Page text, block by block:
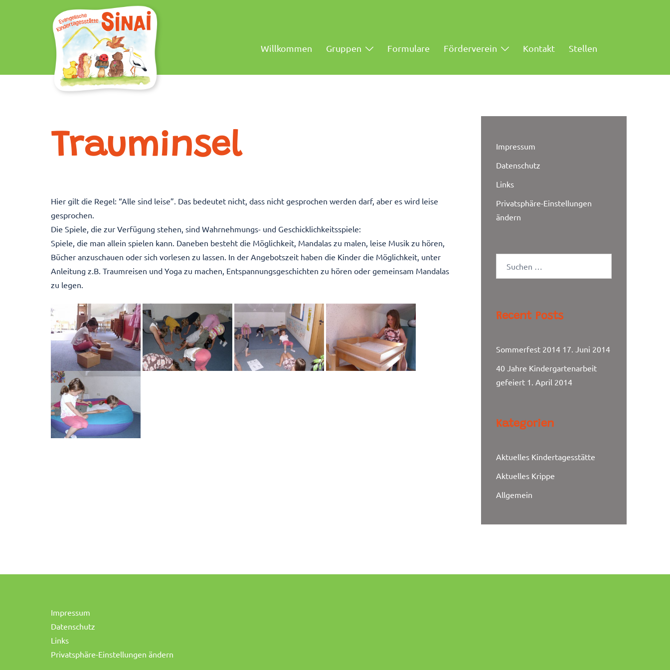
Willkommen Gruppen Formulare Förderverein Kontakt Stellen
Trauminsel
Hier gilt die Regel: “Alle sind leise”. Das bedeutet nicht, dass nicht gesprochen werden darf, aber es wird leise
gesprochen.
Die Spiele, die zur Verfügung stehen, sind Wahrnehmungs- und Geschicklichkeitsspiele:
Spiele, die man allein spielen kann. Daneben besteht die Möglichkeit, Mandalas zu malen, leise Musik zu hören,
Bücher anzuschauen oder sich vorlesen zu lassen. In der Angebotszeit haben die Kinder die Möglichkeit, unter
Anleitung z.B. Traumreisen und Yoga zu machen, Entspannungsgeschichten zu hören oder gemeinsam Mandalas
zu legen.
Impressum
Datenschutz
Links
Privatsphäre-Einstellungen
ändern
Recent Posts
Sommerfest 2014 17. Juni 2014
40 Jahre Kindergartenarbeit
gefeiert 1. April 2014
Kategorien
Aktuelles Kindertagesstätte
Aktuelles Krippe
Allgemein
Impressum
Datenschutz
Links
Privatsphäre-Einstellungen ändern